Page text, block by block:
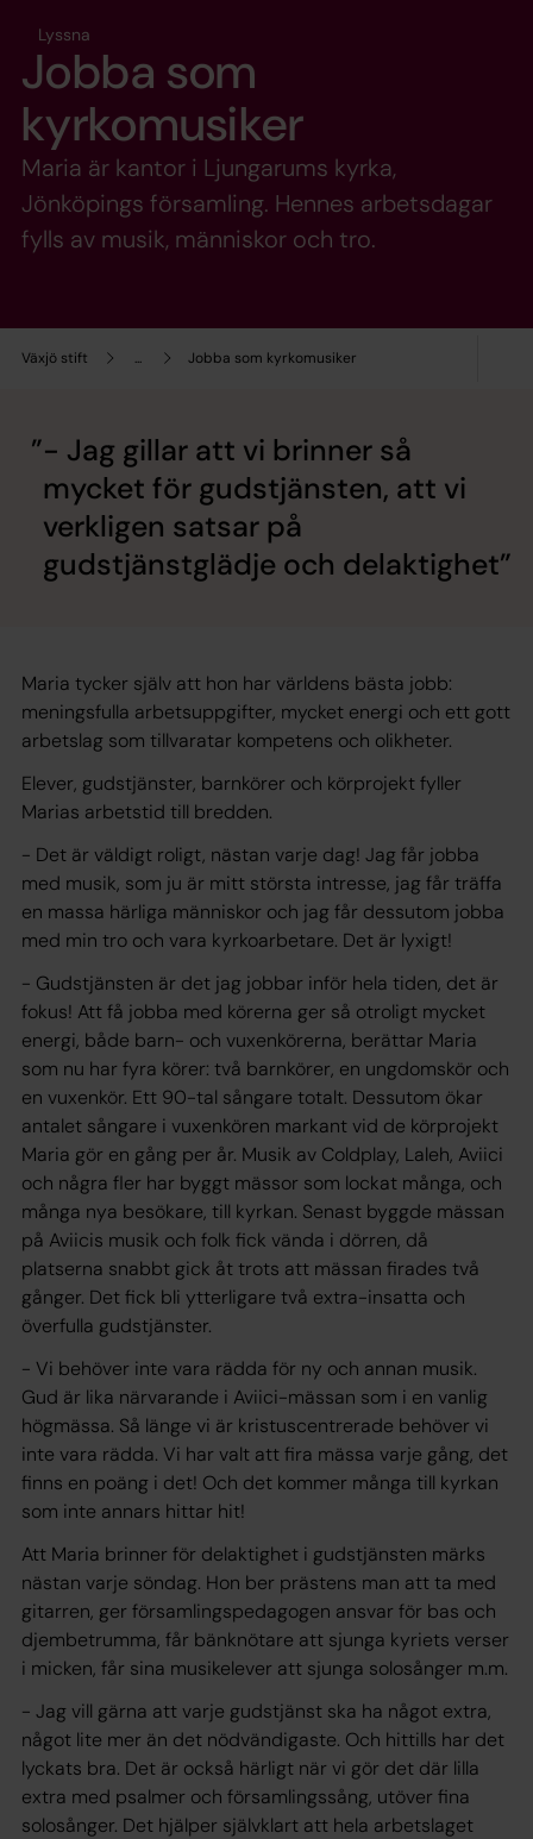
Växjö stift ... Jobba som kyrkomusiker
Lyssna
Jobba som
kyrkomusiker
Maria är kantor i Ljungarums kyrka,
Jönköpings församling. Hennes arbetsdagar
fylls av musik, människor och tro.
- Jag gillar att vi brinner så
mycket för gudstjänsten, att vi
verkligen satsar på
gudstjänstglädje och delaktighet
Maria tycker själv att hon har världens bästa jobb:
meningsfulla arbetsuppgifter, mycket energi och ett gott
arbetslag som tillvaratar kompetens och olikheter.
Elever, gudstjänster, barnkörer och körprojekt fyller
Marias arbetstid till bredden.
- Det är väldigt roligt, nästan varje dag! Jag får jobba
med musik, som ju är mitt största intresse, jag får träffa
en massa härliga människor och jag får dessutom jobba
med min tro och vara kyrkoarbetare. Det är lyxigt!
- Gudstjänsten är det jag jobbar inför hela tiden, det är
fokus! Att få jobba med körerna ger så otroligt mycket
energi, både barn- och vuxenkörerna, berättar Maria
som nu har fyra körer: två barnkörer, en ungdomskör och
en vuxenkör. Ett 90-tal sångare totalt. Dessutom ökar
antalet sångare i vuxenkören markant vid de körprojekt
Maria gör en gång per år. Musik av Coldplay, Laleh, Aviici
och några fler har byggt mässor som lockat många, och
många nya besökare, till kyrkan. Senast byggde mässan
på Aviicis musik och folk fick vända i dörren, då
platserna snabbt gick åt trots att mässan firades två
gånger. Det fick bli ytterligare två extra-insatta och
överfulla gudstjänster.
- Vi behöver inte vara rädda för ny och annan musik.
Gud är lika närvarande i Aviici-mässan som i en vanlig
högmässa. Så länge vi är kristuscentrerade behöver vi
inte vara rädda. Vi har valt att fira mässa varje gång, det
finns en poäng i det! Och det kommer många till kyrkan
som inte annars hittar hit!
Att Maria brinner för delaktighet i gudstjänsten märks
nästan varje söndag. Hon ber prästens man att ta med
gitarren, ger församlingspedagogen ansvar för bas och
djembetrumma, får bänknötare att sjunga kyriets verser
i micken, får sina musikelever att sjunga solosånger m.m.
- Jag vill gärna att varje gudstjänst ska ha något extra,
något lite mer än det nödvändigaste. Och hittills har det
lyckats bra. Det är också härligt när vi gör det där lilla
extra med psalmer och församlingssång, utöver fina
solosånger. Det hjälper självklart att hela arbetslaget